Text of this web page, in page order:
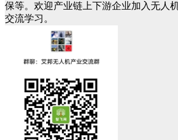
保等。欢迎产业链上下游企业加入无人
交流学习。